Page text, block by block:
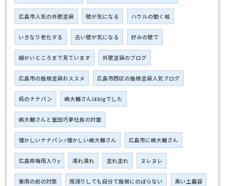
広島市人気の外壁塗装 壁が気になる ハウルの動く城
いきなり老化する 古い壁が気になる 好みの壁で
細かいところまで見ています 外壁塗装のブログ
広島市の屋根塗装おススメ 広島市西区の屋根塗装人気ブログ
呉のナナパン 嶋大輔さんはbigでした
嶋大輔さんと室田巧夢社長の対面
懐かしいナナパン⭐懐かしい嶋大輔さん 広島市に嶋大輔さん
広島県梅雨入りy 濡れ濡れ 塗れ塗れ ヌレヌレ
豪雨の前の対策 雨漏りしても自分で屋根にのぼらない 黒い土嚢袋